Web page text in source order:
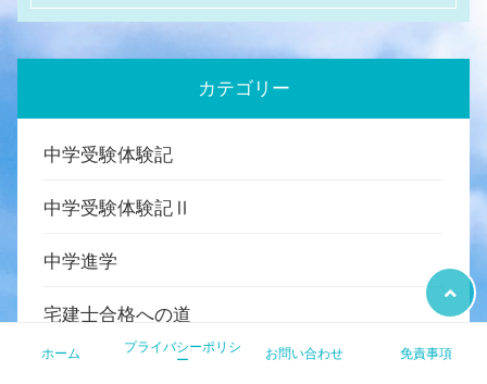
カテゴリー
中学受験体験記
中学受験体験記Ⅱ
中学進学
宅建士合格への道
ホーム
プライバシーポリシ
ー
お問い合わせ 免責事項